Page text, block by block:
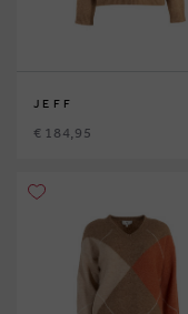
JEFF
€ 184,95